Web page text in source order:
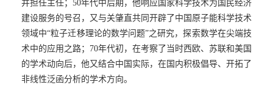
并担任主任； 50年代中后期，他响应国家科学技术为国民经济
建设服务的号召，又与关肇直共同开辟了中国原子能科学技术
领域中“粒子迁移理论的数学问题”之研究，探索数学在尖端技
术中的应用之路； 70年代初，在考察了当时西欧、苏联和美国
的学术动向后，他又结合中国实际，在国内积极倡导、开拓了
非线性泛函分析的学术方向。